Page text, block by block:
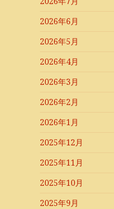
2026年6月
2026年5月
2026年4月
2026年3月
2026年2月
2026年1月
2025年12月
2025年11月
2025年10月
2025年9月